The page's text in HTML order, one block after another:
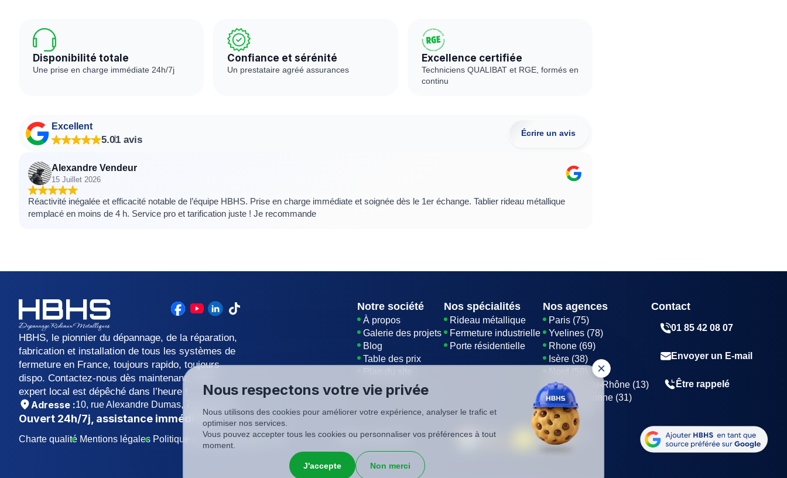
Disponibilité totale
Une prise en charge immédiate 24h/7j
Confiance et sérénité
Un prestataire agréé assurances
Excellence certifiée
Techniciens QUALIBAT et RGE, formés en
continu
Excellent
5.01 avis
Écrire un avis
Alexandre Vendeur
15 Juillet 2026
Réactivité inégalée et efficacité notable de l’équipe HBHS. Prise en charge immédiate et soignée dès le 1er échange. Tablier rideau métallique
remplacé en moins de 4 h. Service pro et tarification juste ! Je recommande
HBHS, le pionnier du dépannage, de la réparation,
fabrication et installation de tous les systèmes de
fermeture en France, toujours rapido, toujours
dispo. Contactez-nous dès maintenant, votre
expert local est dépêché dans l’heure !
Adresse :10, rue Alexandre Dumas, 75011 Paris
Ouvert 24h/7j , assistance immédiate !
Notre société
À propos
Galerie des projets
Blog
Table des prix
Plan du site
Nos spécialités
Rideau métallique
Fermeture industrielle
Porte résidentielle
Nos agences
Paris (75)
Yvelines (78)
Rhone (69)
Isère (38)
Nord (59)
Bouches-du-Rhône (13)
Haute-Garonne (31)
Marne (51)
Contact
01 85 42 08 07
Envoyer un E-mail
Être rappelé
SIREN: 819116823
Charte qualité Mentions légales Politique de confidentialité CGV
Nous respectons votre vie privée
Nous utilisons des cookies pour améliorer votre expérience, analyser le trafic et
optimiser nos services.
Vous pouvez accepter tous les cookies ou personnaliser vos préférences à tout
moment.
J'accepte Non merci